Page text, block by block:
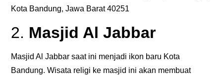
Kota Bandung, Jawa Barat 40251
2. Masjid Al Jabbar
Masjid Al Jabbar saat ini menjadi ikon baru Kota
Bandung. Wisata religi ke masjid ini akan membuat